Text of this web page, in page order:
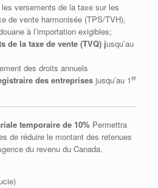
les versements de la taxe sur les
de vente harmonisée (TPS/TVH),
à l’importation exigibles;
de la taxe de vente (TVQ) jusqu’au
des droits annuels
des entreprisesjusqu’au 1er
temporaire de 10% Permettra
de réduire le montant des retenues
du revenu du Canada.